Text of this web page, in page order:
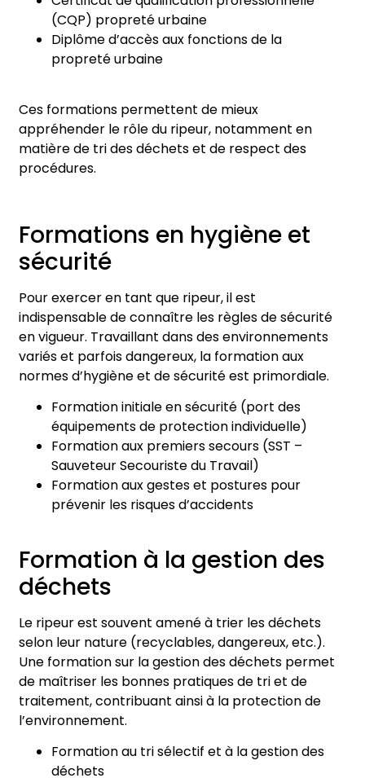
(CQP) propreté urbaine
Diplôme d’accès aux fonctions de la
propreté urbaine
Ces formations permettent de mieux
appréhender le rôle du ripeur, notamment en
matière de tri des déchets et de respect des
procédures.
Formations en hygiène et
sécurité
Pour exercer en tant que ripeur, il est
indispensable de connaître les règles de sécurité
en vigueur. Travaillant dans des environnements
variés et parfois dangereux, la formation aux
normes d’hygiène et de sécurité est primordiale.
Formation initiale en sécurité (port des
équipements de protection individuelle)
Formation aux premiers secours (SST –
Sauveteur Secouriste du Travail)
Formation aux gestes et postures pour
prévenir les risques d’accidents
Formation à la gestion des
déchets
Le ripeur est souvent amené à trier les déchets
selon leur nature (recyclables, dangereux, etc.).
Une formation sur la gestion des déchets permet
de maîtriser les bonnes pratiques de tri et de
traitement, contribuant ainsi à la protection de
l’environnement.
Formation au tri sélectif et à la gestion des
déchets